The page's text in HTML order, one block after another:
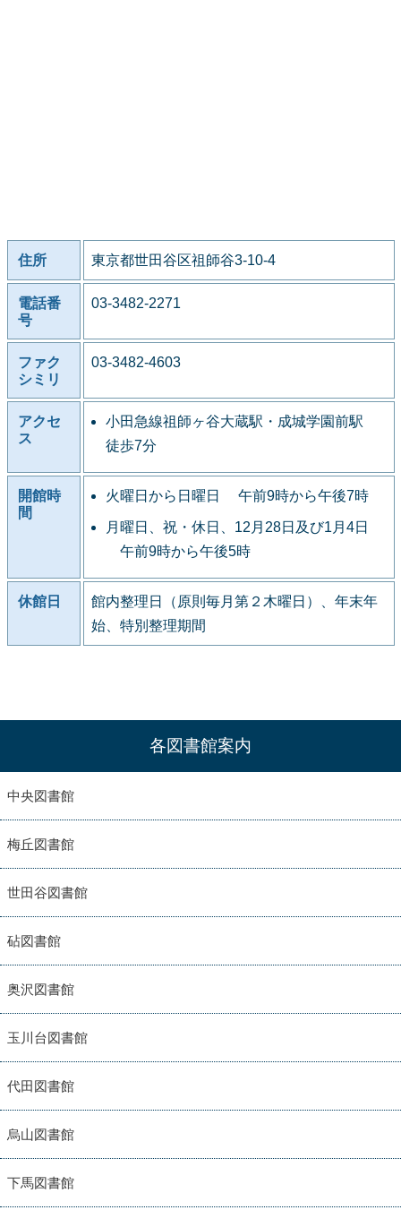
住所 東京都世田谷区祖師谷3-10-4
電話番
号
03-3482-2271
ファク
シミリ
03-3482-4603
アクセ
ス
小田急線祖師ヶ谷大蔵駅・成城学園前駅
徒歩7分
開館時
間
火曜日から日曜日 午前9時から午後7時
月曜日、祝・休日、12月28日及び1月4日
午前9時から午後5時
休館日
館内整理日（原則毎月第２木曜日）、年末年
始、特別整理期間
各図書館案内
中央図書館
梅丘図書館
世田谷図書館
砧図書館
奥沢図書館
玉川台図書館
代田図書館
烏山図書館
下馬図書館